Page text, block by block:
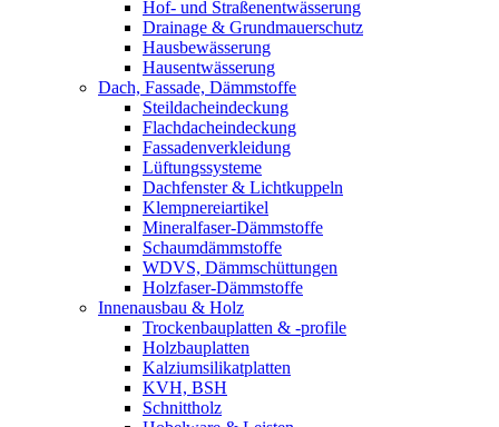
Hof- und Straßenentwässerung
Drainage & Grundmauerschutz
Hausbewässerung
Hausentwässerung
Dach, Fassade, Dämmstoffe
Steildacheindeckung
Flachdacheindeckung
Fassadenverkleidung
Lüftungssysteme
Dachfenster & Lichtkuppeln
Klempnereiartikel
Mineralfaser-Dämmstoffe
Schaumdämmstoffe
WDVS, Dämmschüttungen
Holzfaser-Dämmstoffe
Innenausbau & Holz
Trockenbauplatten & -profile
Holzbauplatten
Kalziumsilikatplatten
KVH, BSH
Schnittholz